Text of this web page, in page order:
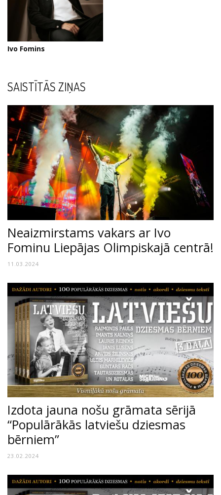
Ivo Fomins
SAISTĪTĀS ZIŅAS
Neaizmirstams vakars ar Ivo
Fominu Liepājas Olimpiskajā centrā!
11.03.2024
Izdota jauna nošu grāmata sērijā
“Populārākās latviešu dziesmas
bērniem”
23.02.2024